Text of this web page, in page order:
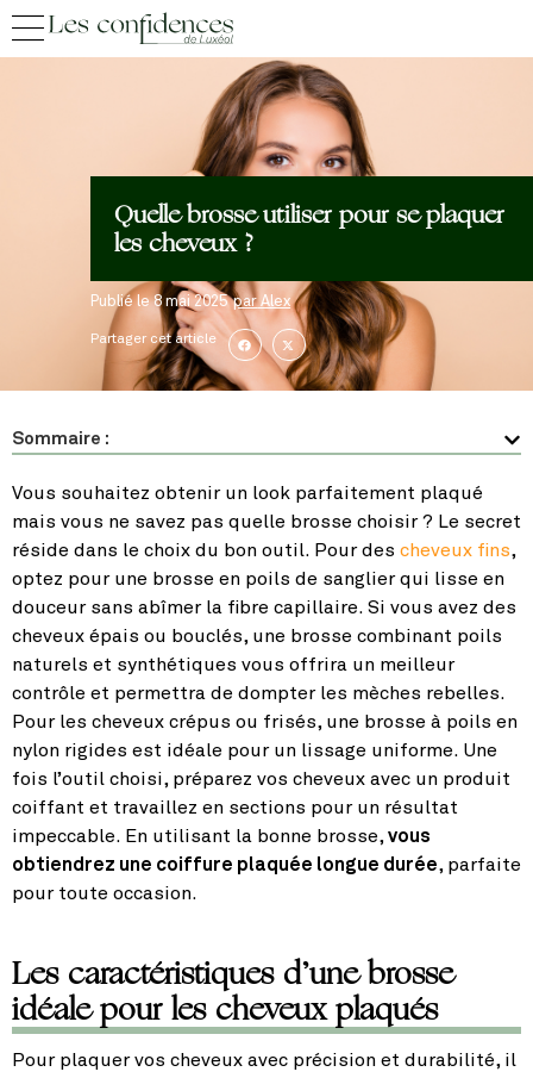
Quelle brosse utiliser pour se plaquer
les cheveux ?
Publié le8 mai 2025 parAlex
Partager cet article
Sommaire :
Vous souhaitez obtenir un look parfaitement plaqué
mais vous ne savez pas quelle brosse choisir ? Le secret
réside dans le choix du bon outil. Pour des cheveux fins,
optez pour une brosse en poils de sanglier qui lisse en
douceur sans abîmer la fibre capillaire. Si vous avez des
cheveux épais ou bouclés, une brosse combinant poils
naturels et synthétiques vous offrira un meilleur
contrôle et permettra de dompter les mèches rebelles.
Pour les cheveux crépus ou frisés, une brosse à poils en
nylon rigides est idéale pour un lissage uniforme. Une
fois l’outil choisi, préparez vos cheveux avec un produit
coiffant et travaillez en sections pour un résultat
impeccable. En utilisant la bonne brosse,vous
obtiendrez une coiffure plaquée longue durée, parfaite
pour toute occasion.
Les caractéristiques d’une brosse
idéale pour les cheveux plaqués
Pour plaquer vos cheveux avec précision et durabilité, il